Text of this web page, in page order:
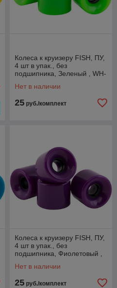
Колеса к круизеру FISH, ПУ,
4 шт в упак., без
подшипника, Зеленый , WH-
Нет в наличии
25 руб./комплект
Колеса к круизеру FISH, ПУ,
4 шт в упак., без
подшипника, Фиолетовый ,
Нет в наличии
25 руб./комплект